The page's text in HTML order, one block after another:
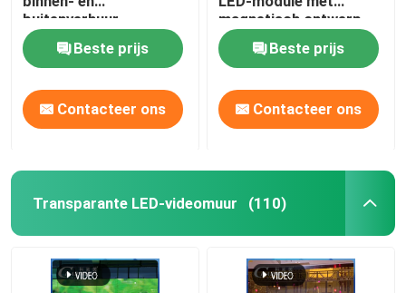
buitenverhuur
Beste prijs
Contacteer ons
magnetisch ontwerp
kan eenvoudig aan de
muur worden
geïnstalleerd
Beste prijs
Contacteer ons
Transparante LED-videomuur (110)